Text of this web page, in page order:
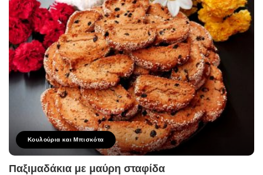
Κουλούρια και Μπισκότα
Παξιμαδάκια με μαύρη σταφίδα